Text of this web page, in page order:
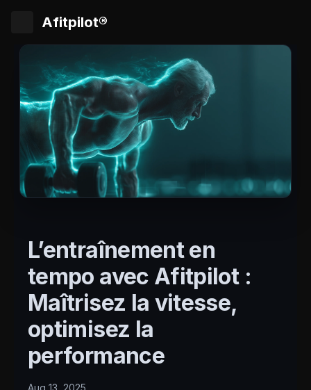
Afitpilot®
L’entraînement en
tempo avec Afitpilot :
Maîtrisez la vitesse,
optimisez la
performance
Aug 13, 2025